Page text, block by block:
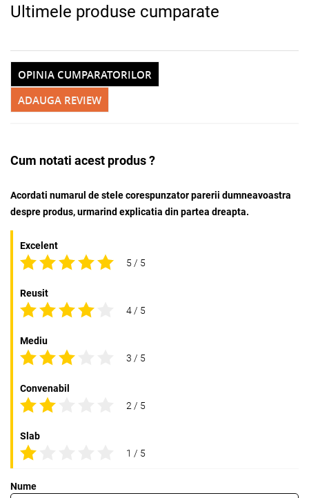
Ultimele produse cumparate
ADAUGA REVIEW
OPINIA CUMPARATORILOR
Cum notati acest produs ?
Acordati numarul de stele corespunzator parerii dumneavoastra
despre produs, urmarind explicatia din partea dreapta.
Excelent
5 / 5
Reusit
4 / 5
Mediu
3 / 5
Convenabil
2 / 5
Slab
1 / 5
Nume